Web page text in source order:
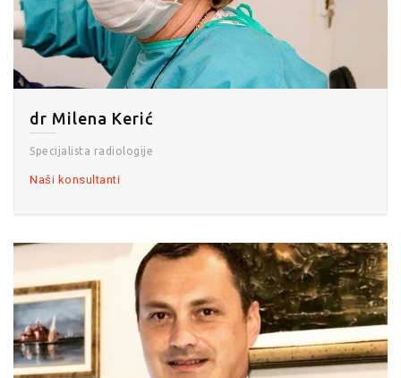
dr Milena Kerić
Specijalista radiologije
Naši konsultanti